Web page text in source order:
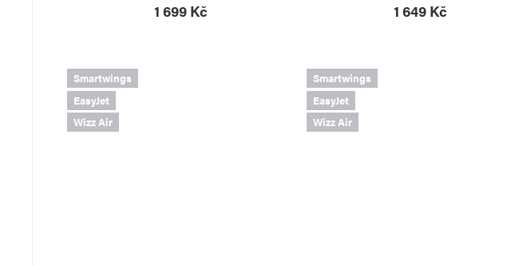
1 699 Kč 1 649 Kč
Smartwings
EasyJet
Wizz Air
Smartwings
EasyJet
Wizz Air